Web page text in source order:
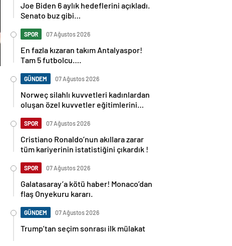
Joe Biden 6 aylık hedeflerini açıkladı.
Senato buz gibi…
SPOR 07 Ağustos 2026
En fazla kızaran takım Antalyaspor!
Tam 5 futbolcu….
GÜNDEM 07 Ağustos 2026
Norweç silahlı kuvvetleri kadınlardan
oluşan özel kuvvetler eğitimlerini
SPOR 07 Ağustos 2026
Cristiano Ronaldo’nun akıllara zarar
tüm kariyerinin istatistiğini çıkardık !
SPOR 07 Ağustos 2026
Galatasaray’a kötü haber! Monaco’dan
flaş Onyekuru kararı.
GÜNDEM 07 Ağustos 2026
Trump’tan seçim sonrası ilk mülakat